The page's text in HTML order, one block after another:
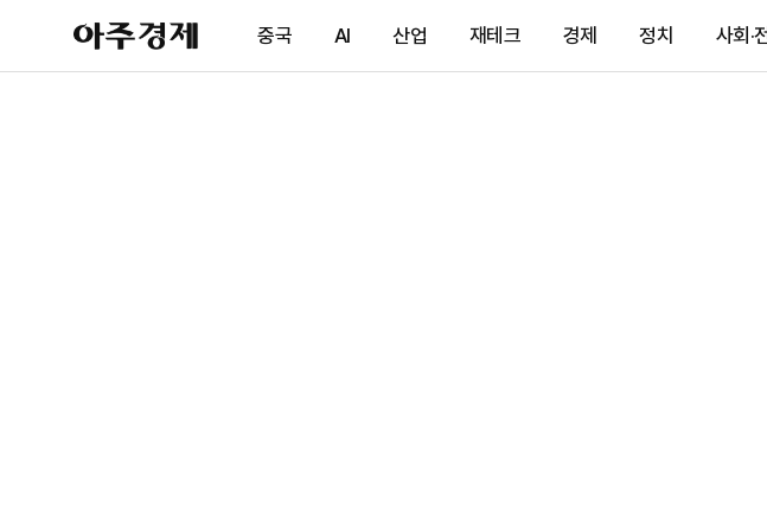
아
주
제
중국 AI 산업 재테크 경제 정치 사회·